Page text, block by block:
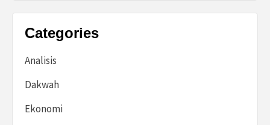
Categories
Analisis
Dakwah
Ekonomi